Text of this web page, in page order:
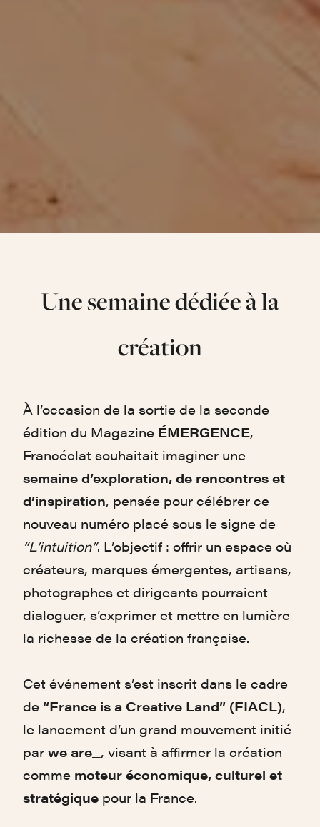
Une semaine dédiée à la
création
À l’occasion de la sortie de la seconde
édition du Magazine ÉMERGENCE,
Francéclat souhaitait imaginer une
semaine d’exploration, de rencontres et
d’inspiration, pensée pour célébrer ce
nouveau numéro placé sous le signe de
“L’intuition”. L’objectif : offrir un espace où
créateurs, marques émergentes, artisans,
photographes et dirigeants pourraient
dialoguer, s’exprimer et mettre en lumière
la richesse de la création française.
Cet événement s’est inscrit dans le cadre
de “France is a Creative Land” (FIACL),
le lancement d’un grand mouvement initié
par we are_ , visant à affirmer la création
comme moteur économique, culturel et
stratégique pour la France.